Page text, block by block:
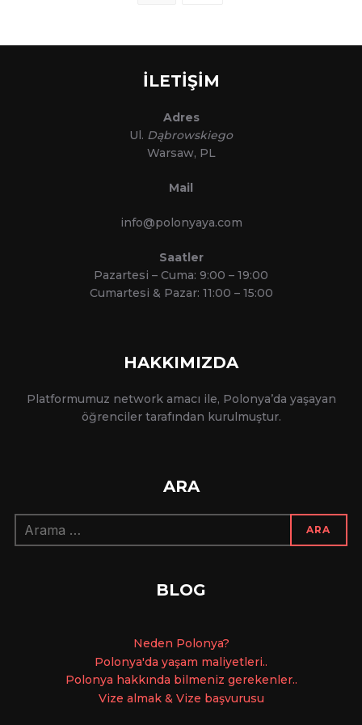
İLETİŞİM
Adres
Ul. Dąbrowskiego
Warsaw, PL
Mail
info@polonyaya.com
Saatler
Pazartesi – Cuma: 9:00 – 19:00
Cumartesi & Pazar: 11:00 – 15:00
HAKKIMIZDA
Platformumuz network amacı ile, Polonya’da yaşayan
öğrenciler tarafından kurulmuştur.
ARA
Arama:
ARA
BLOG
Neden Polonya?
Polonya'da yaşam maliyetleri..
Polonya hakkında bilmeniz gerekenler..
Vize almak & Vize başvurusu